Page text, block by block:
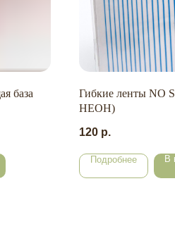
база
Гибкие ленты NO
НЕОН)
120 р.
Подробнее В